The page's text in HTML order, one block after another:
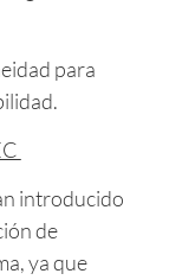
para
introducido
de
ya que